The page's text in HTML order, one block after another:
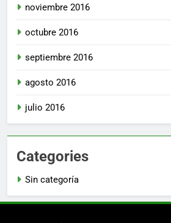
noviembre 2016
octubre 2016
septiembre 2016
agosto 2016
julio 2016
Categories
Sin categoría